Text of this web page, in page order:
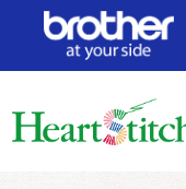
ログイン/新規会員登録